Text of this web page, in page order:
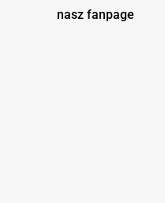
nasz fanpage